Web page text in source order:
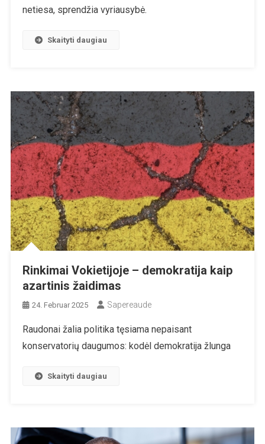
netiesa, sprendžia vyriausybė.
Skaityti daugiau
Rinkimai Vokietijoje – demokratija kaip
azartinis žaidimas
24. Februar 2025 Sapereaude
Raudonai žalia politika tęsiama nepaisant
konservatorių daugumos: kodėl demokratija žlunga
Skaityti daugiau